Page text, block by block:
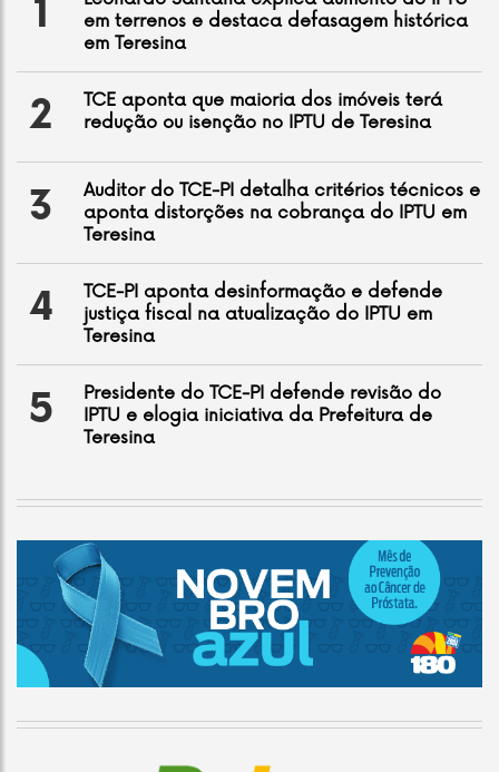
1
em terrenos e destaca defasagem histórica
em Teresina
2
TCE aponta que maioria dos imóveis terá
redução ou isenção no IPTU de Teresina
3
Auditor do TCE-PI detalha critérios técnicos e
aponta distorções na cobrança do IPTU em
Teresina
4
TCE-PI aponta desinformação e defende
justiça fiscal na atualização do IPTU em
Teresina
5
Presidente do TCE-PI defende revisão do
IPTU e elogia iniciativa da Prefeitura de
Teresina